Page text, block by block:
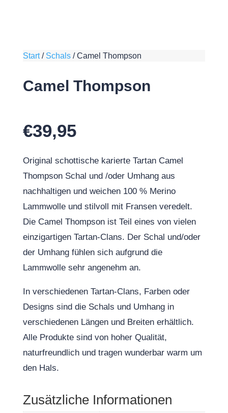
Start/ Schals/Camel Thompson
Camel Thompson
€39,95
Original schottische karierte Tartan Camel
Thompson Schal und /oder Umhang aus
nachhaltigen und weichen 100 % Merino
Lammwolle und stilvoll mit Fransen veredelt.
Die Camel Thompson ist Teil eines von vielen
einzigartigen Tartan-Clans. Der Schal und/oder
der Umhang fühlen sich aufgrund die
Lammwolle sehr angenehm an.
In verschiedenen Tartan-Clans, Farben oder
Designs sind die Schals und Umhang in
verschiedenen Längen und Breiten erhältlich.
Alle Produkte sind von hoher Qualität,
naturfreundlich und tragen wunderbar warm um
den Hals.
Zusätzliche Informationen